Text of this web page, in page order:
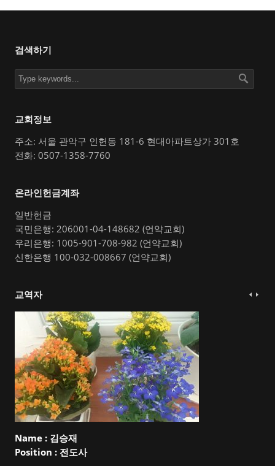
검색하기
교회정보
주소: 서울 관악구 인헌동 181-6 현대아파트상가 301호
전화: 0507-1358-7760
온라인헌금계좌
일반헌금
국민은행: 206001-04-148682 (언약교회)
우리은행: 1005-901-708-982 (언약교회)
신한은행 100-032-008667 (언약교회)
교역자
Name : 김승재
Position : 전도사